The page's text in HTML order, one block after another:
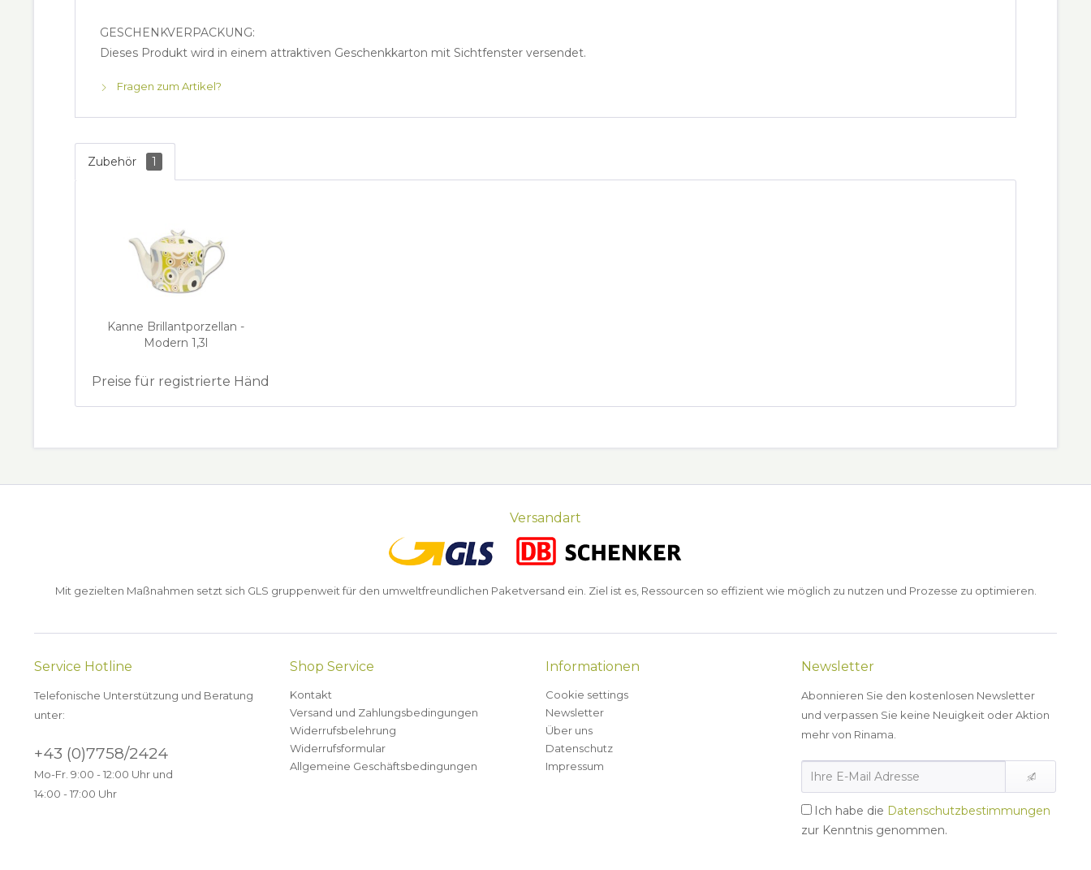
GESCHENKVERPACKUNG:
Dieses Produkt wird in einem attraktiven Geschenkkarton mit Sichtfenster versendet.
Fragen zum Artikel?
Zubehör 1
Kanne Brillantporzellan -
Modern 1,3l
Preise für registrierte Händler
Versandart
Mit gezielten Maßnahmen setzt sich GLS gruppenweit für den umweltfreundlichen Paketversand ein. Ziel ist es, Ressourcen so effizient wie möglich zu nutzen und Prozesse zu optimieren.
Service Hotline
Telefonische Unterstützung und Beratung
unter:
+43 (0)7758/2424
Mo-Fr. 9:00 - 12:00 Uhr und
14:00 - 17:00 Uhr
Shop Service
Kontakt
Versand und Zahlungsbedingungen
Widerrufsbelehrung
Widerrufsformular
Allgemeine Geschäftsbedingungen
Informationen
Cookie settings
Newsletter
Über uns
Datenschutz
Impressum
Newsletter
Abonnieren Sie den kostenlosen Newsletter
und verpassen Sie keine Neuigkeit oder Aktion
mehr von Rinama.
Ich habe die Datenschutzbestimmungen
zur Kenntnis genommen.